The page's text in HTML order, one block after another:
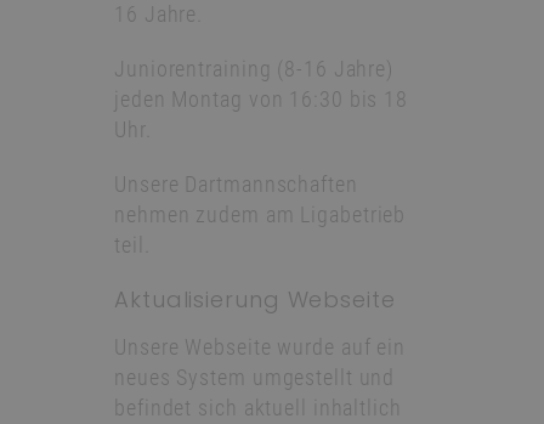
16 Jahre.
Juniorentraining (8-16 Jahre)
jeden Montag von 16:30 bis 18
Uhr.
Unsere Dartmannschaften
nehmen zudem am Ligabetrieb
teil.
Aktualisierung Webseite
Unsere Webseite wurde auf ein
neues System umgestellt und
befindet sich aktuell inhaltlich